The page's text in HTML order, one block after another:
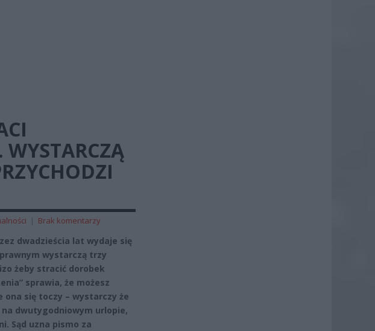
| Brak komentarzy
dwadzieścia lat wydaje się
wystarczą trzy
żeby stracić dorobek
sprawia, że możesz
ona się toczy – wystarczy że
dwutygodniowym urlopie,
Sąd uzna pismo za